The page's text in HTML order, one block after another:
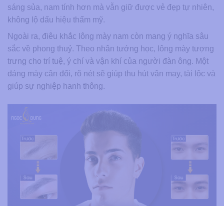
sáng sủa, nam tính hơn mà vẫn giữ được vẻ đẹp tự nhiên,
không lộ dấu hiệu thẩm mỹ.
Ngoài ra, điêu khắc lông mày nam còn mang ý nghĩa sâu
sắc về phong thuỷ. Theo nhân tướng học, lông mày tượng
trưng cho trí tuệ, ý chí và vận khí của người đàn ông. Một
dáng mày cân đối, rõ nét sẽ giúp thu hút vận may, tài lộc và
giúp sự nghiệp hanh thông.